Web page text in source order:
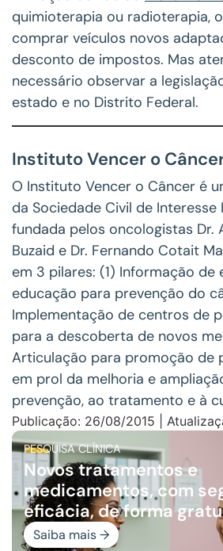
quimioterapia ou radioterapia,
comprar veículos novos
desconto de impostos. Mas
necessário observar a
estado e no Distrito Federal.
Instituto Vencer o
O Instituto Vencer o Câncer é
da Sociedade Civil de Interesse
fundada pelos oncologistas Dr.
Buzaid e Dr. Fernando Cotait
em 3 pilares: (1) Informação de
educação para prevenção do
Implementação de centros de
para a descoberta de novos
Articulação para promoção de
em prol da melhoria e
prevenção, ao tratamento e à
Publicação: 26/08/2015 |
PESQUISA CLÍNICA
Novos tratamentos e
medicamentos, com
eficácia, de forma
Saiba mais →